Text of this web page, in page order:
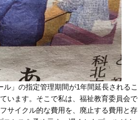
」の指定管理期間が1年間延長されるこ
います。そこで私は、福祉教育委員会で
サイクル的な費用を、廃止する費用と存